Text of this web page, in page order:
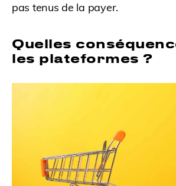
pas tenus de la payer.
Quelles
les plateformes ?